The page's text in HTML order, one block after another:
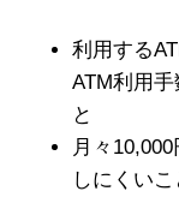
利用する
ATM利用
と
月々
しにくいこ